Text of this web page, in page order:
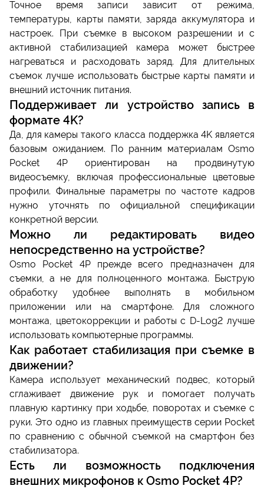
Точное время записи зависит от режима,
температуры, карты памяти, заряда аккумулятора и
настроек. При съемке в высоком разрешении и с
активной стабилизацией камера может быстрее
нагреваться и расходовать заряд. Для длительных
съемок лучше использовать быстрые карты памяти и
внешний источник питания.
Поддерживает ли устройство запись в
формате 4K?
Да, для камеры такого класса поддержка 4K является
базовым ожиданием. По ранним материалам Osmo
Pocket 4P ориентирован на продвинутую
видеосъемку, включая профессиональные цветовые
профили. Финальные параметры по частоте кадров
нужно уточнять по официальной спецификации
конкретной версии.
Можно ли редактировать видео
непосредственно на устройстве?
Osmo Pocket 4P прежде всего предназначен для
съемки, а не для полноценного монтажа. Быструю
обработку удобнее выполнять в мобильном
приложении или на смартфоне. Для сложного
монтажа, цветокоррекции и работы с D-Log2 лучше
использовать компьютерные программы.
Как работает стабилизация при съемке в
движении?
Камера использует механический подвес, который
сглаживает движение рук и помогает получать
плавную картинку при ходьбе, поворотах и съемке с
руки. Это одно из главных преимуществ серии Pocket
по сравнению с обычной съемкой на смартфон без
стабилизатора.
Есть ли возможность подключения
внешних микрофонов к Osmo Pocket 4P?